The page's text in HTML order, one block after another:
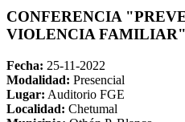
CONFERENCIA
VIOLENCIA FAMILIAR"
Fecha: 25-11-2022
Modalidad: Presencial
Lugar: Auditorio FGE
Localidad: Chetumal